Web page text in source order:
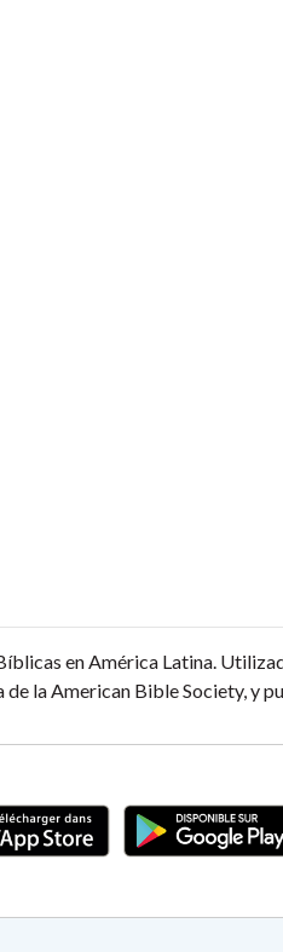
en América Latina.
la American Bible Society, y